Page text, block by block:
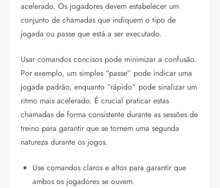
acelerado. Os jogadores devem estabelecer um
conjunto de chamadas que indiquem o tipo de
jogada ou passe que está a ser executado.
Usar comandos concisos pode minimizar a confusão.
Por exemplo, um simples “passe” pode indicar uma
jogada padrão, enquanto “rápido” pode sinalizar um
ritmo mais acelerado. É crucial praticar estas
chamadas de forma consistente durante as sessões de
treino para garantir que se tornem uma segunda
natureza durante os jogos.
Use comandos claros e altos para garantir que
ambos os jogadores se ouvem.